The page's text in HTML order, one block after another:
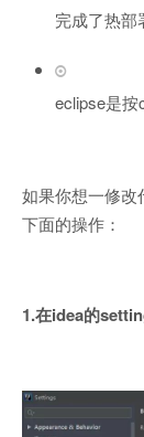
完成了热部
eclipse是
如果你想一修改
下面的操作：
1.在idea的